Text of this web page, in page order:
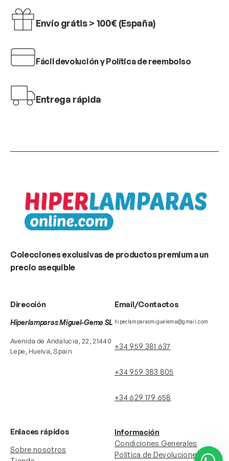
Envío grátis > 100€ (España)
Fácil devolución y Política de reembolso
Entrega rápida
Colecciones exclusivas de productos premium a un
precio asequible
Dirección
Hiperlamparas Miguel-Gema SL
Avenida de Andalucia, 22, 21440
Lepe, Huelva, Spain
Email/Contactos
hiperlamparasmiguelema@gmail.com
+34 959 381 637
+34 959 383 805
+34 629 179 658
Enlaces rápidos
Sobre nosotros
Información
Condiciones Generales
Política de Devoluciones